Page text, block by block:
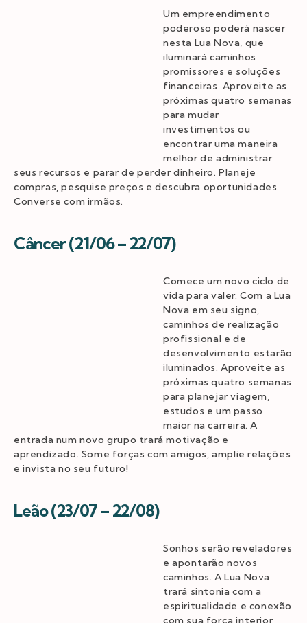
Um empreendimento
poderoso poderá nascer
nesta Lua Nova, que
iluminará caminhos
promissores e soluções
financeiras. Aproveite as
próximas quatro semanas
para mudar
investimentos ou
encontrar uma maneira
melhor de administrar
seus recursos e parar de perder dinheiro. Planeje
compras, pesquise preços e descubra oportunidades.
Converse com irmãos.
Câncer (21/06 – 22/07)
Comece um novo ciclo de
vida para valer. Com a Lua
Nova em seu signo,
caminhos de realização
profissional e de
desenvolvimento estarão
iluminados. Aproveite as
próximas quatro semanas
para planejar viagem,
estudos e um passo
maior na carreira. A
entrada num novo grupo trará motivação e
aprendizado. Some forças com amigos, amplie relações
e invista no seu futuro!
Leão (23/07 – 22/08)
Sonhos serão reveladores
e apontarão novos
caminhos. A Lua Nova
trará sintonia com a
espiritualidade e conexão
com sua força interior.